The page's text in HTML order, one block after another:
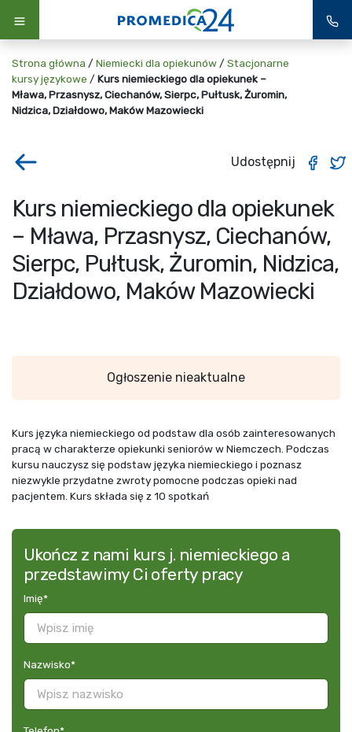
Strona główna / Niemiecki dla opiekunów / Stacjonarne
kursy językowe / Kurs niemieckiego dla opiekunek –
Mława, Przasnysz, Ciechanów, Sierpc, Pułtusk, Żuromin,
Nidzica, Działdowo, Maków Mazowiecki
Udostępnij
Kurs niemieckiego dla opiekunek
– Mława, Przasnysz, Ciechanów,
Sierpc, Pułtusk, Żuromin, Nidzica,
Działdowo, Maków Mazowiecki
Ogłoszenie nieaktualne
Kurs języka niemieckiego od podstaw dla osób zainteresowanych
pracą w charakterze opiekunki seniorów w Niemczech. Podczas
kursu nauczysz się podstaw języka niemieckiego i poznasz
niezwykle przydatne zwroty pomocne podczas opieki nad
pacjentem. Kurs składa się z 10 spotkań
Ukończ z nami kurs j. niemieckiego a
przedstawimy Ci oferty pracy
Imię*
Nazwisko*